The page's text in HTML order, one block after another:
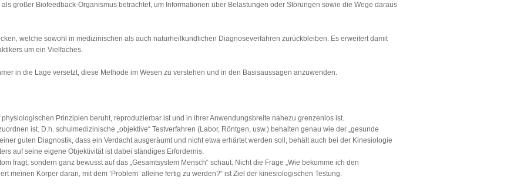
großer Biofeedback-Organismus betrachtet, um Informationen über Belastungen oder Störungen sowie die Wege daraus
welche sowohl in medizinischen als auch naturheilkundlichen Diagnoseverfahren zurückbleiben. Es erweitert damit
um ein Vielfaches.
in die Lage versetzt, diese Methode im Wesen zu verstehen und in den Basisaussagen anzuwenden.
Prinzipien beruht, reproduzierbar ist und in ihrer Anwendungsbreite nahezu grenzenlos ist.
ist. D.h. schulmedizinische „objektive“ Testverfahren (Labor, Röntgen, usw.) behalten genau wie der „gesunde
guten Diagnostik, dass ein Verdacht ausgeräumt und nicht etwa erhärtet werden soll, behält auch bei der Kinesiologie
auf seine eigene Objektivität ist dabei ständiges Erfordernis.
fragt, sondern ganz bewusst auf das „Gesamtsystem Mensch“ schaut. Nicht die Frage „Wie bekomme ich den
meinen Körper daran, mit dem ‘Problem’ alleine fertig zu werden?“ ist Ziel der kinesiologischen Testung.